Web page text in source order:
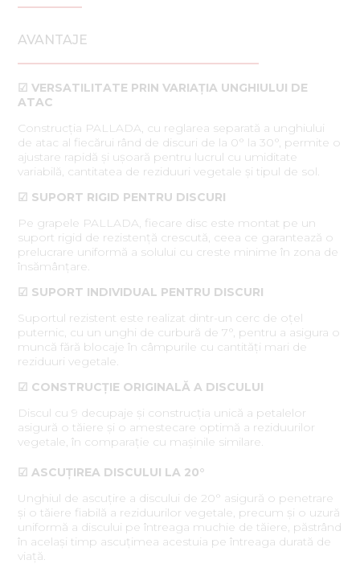
AVANTAJE
☑ VERSATILITATE PRIN VARIAȚIA UNGHIULUI DE
ATAC
Construcția PALLADA, cu reglarea separată a unghiului
de atac al fiecărui rând de discuri de la 0° la 30°, permite o
ajustare rapidă și ușoară pentru lucrul cu umiditate
variabilă, cantitatea de reziduuri vegetale și tipul de sol.
☑ SUPORT RIGID PENTRU DISCURI
Pe grapele PALLADA, fiecare disc este montat pe un
suport rigid de rezistență crescută, ceea ce garantează o
prelucrare uniformă a solului cu creste minime în zona de
însămânțare.
☑ SUPORT INDIVIDUAL PENTRU DISCURI
Suportul rezistent este realizat dintr-un cerc de oțel
puternic, cu un unghi de curbură de 7°, pentru a asigura o
muncă fără blocaje în câmpurile cu cantități mari de
reziduuri vegetale.
☑ CONSTRUCȚIE ORIGINALĂ A DISCULUI
Discul cu 9 decupaje și construcția unică a petalelor
asigură o tăiere și o amestecare optimă a reziduurilor
vegetale, în comparație cu mașinile similare.
☑ ASCUȚIREA DISCULUI LA 20°
Unghiul de ascuțire a discului de 20° asigură o penetrare
și o tăiere fiabilă a reziduurilor vegetale, precum și o uzură
uniformă a discului pe întreaga muchie de tăiere, păstrând
în același timp ascuțimea acestuia pe întreaga durată de
viață.